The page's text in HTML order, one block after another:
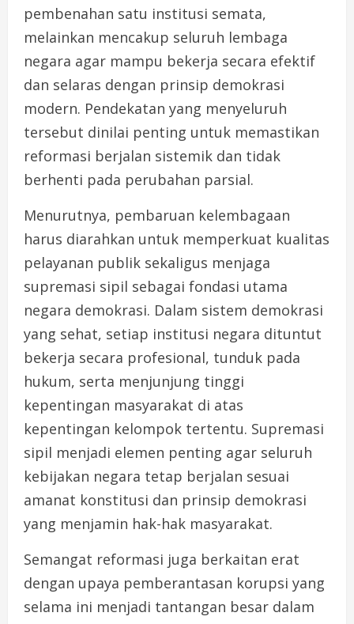
pembenahan satu institusi semata,
melainkan mencakup seluruh lembaga
negara agar mampu bekerja secara efektif
dan selaras dengan prinsip demokrasi
modern. Pendekatan yang menyeluruh
tersebut dinilai penting untuk memastikan
reformasi berjalan sistemik dan tidak
berhenti pada perubahan parsial.
Menurutnya, pembaruan kelembagaan
harus diarahkan untuk memperkuat kualitas
pelayanan publik sekaligus menjaga
supremasi sipil sebagai fondasi utama
negara demokrasi. Dalam sistem demokrasi
yang sehat, setiap institusi negara dituntut
bekerja secara profesional, tunduk pada
hukum, serta menjunjung tinggi
kepentingan masyarakat di atas
kepentingan kelompok tertentu. Supremasi
sipil menjadi elemen penting agar seluruh
kebijakan negara tetap berjalan sesuai
amanat konstitusi dan prinsip demokrasi
yang menjamin hak-hak masyarakat.
Semangat reformasi juga berkaitan erat
dengan upaya pemberantasan korupsi yang
selama ini menjadi tantangan besar dalam